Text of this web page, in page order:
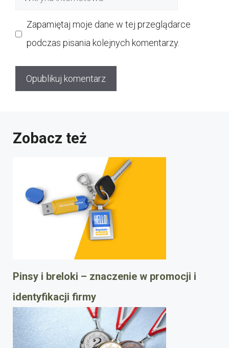
Zapamiętaj moje dane w tej przeglądarce
podczas pisania kolejnych komentarzy.
Zobacz też
Pinsy i breloki – znaczenie w promocji i
identyfikacji firmy